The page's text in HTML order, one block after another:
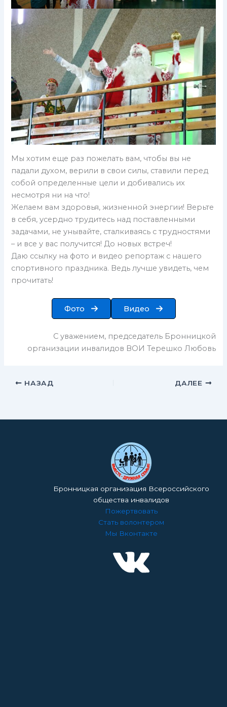
Мы хотим еще раз пожелать вам, чтобы вы не
падали духом, верили в свои силы, ставили перед
собой определенные цели и добивались их
несмотря ни на что!
Желаем вам здоровья, жизненной энергии! Верьте
в себя, усердно трудитесь над поставленными
задачами, не унывайте, сталкиваясь с трудностями
– и все у вас получится! До новых встреч!
Даю ссылку на фото и видео репортаж с нашего
спортивного праздника. Ведь лучше увидеть, чем
прочитать!
Фото Видео
С уважением, председатель Бронницкой
организации инвалидов ВОИ Терешко Любовь
НАЗАД ДАЛЕЕ
Бронницкая организация Всероссийского
общества инвалидов
Пожертвовать
Стать волонтером
Мы Вконтакте